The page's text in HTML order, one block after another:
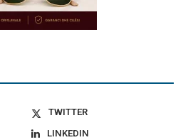
TWITTER
LINKEDIN